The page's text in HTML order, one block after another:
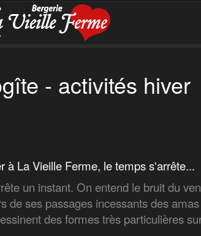
- activités hiver
à La Vieille Ferme,
un instant. On entend le bruit du
de ses passages incessants des
des formes très particulières